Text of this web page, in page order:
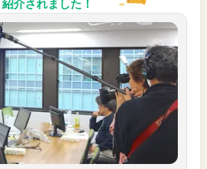
紹介されました！